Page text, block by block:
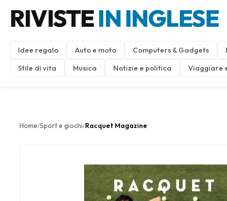
RIVISTEIN INGLESE
Idee regalo Auto e moto Computers & Gadgets
Stile di vita
Musica Notizie e politica Viaggiare
Home/Sport e giochi/Racquet Magazine